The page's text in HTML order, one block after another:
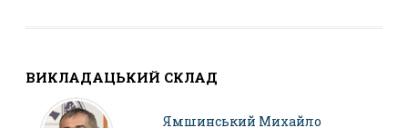
ВИКЛАДАЦЬКИЙ СКЛАД
Ямшинський Михайло